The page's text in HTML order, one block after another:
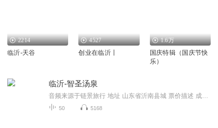
2214
临沂-天谷
4527
创业在临沂丨
1.6万
国庆特辑（国庆节快
乐）
临沂-智圣汤泉
50 5168